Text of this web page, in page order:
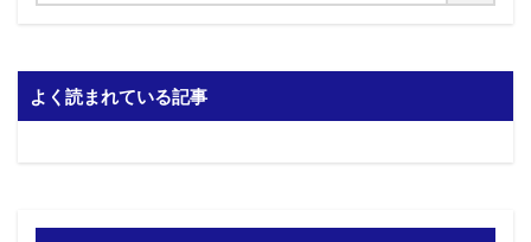
よく読まれている記事